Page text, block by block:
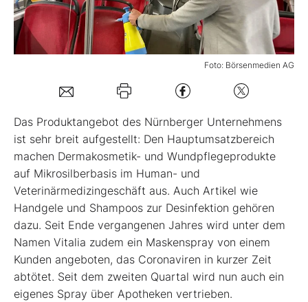
Mein B:O
Kontakt
Foto: Börsenmedien AG
Das Produktangebot des Nürnberger Unternehmens
ist sehr breit aufgestellt: Den Hauptumsatzbereich
machen Dermakosmetik- und Wundpflegeprodukte
auf Mikrosilberbasis im Human- und
Veterinärmedizingeschäft aus. Auch Artikel wie
Handgele und Shampoos zur Desinfektion gehören
dazu. Seit Ende vergangenen Jahres wird unter dem
Namen Vitalia zudem ein Maskenspray von einem
Kunden angeboten, das Coronaviren in kurzer Zeit
abtötet. Seit dem zweiten Quartal wird nun auch ein
eigenes Spray über Apotheken vertrieben.